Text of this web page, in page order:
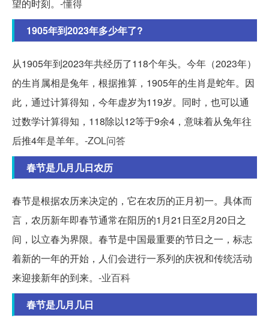
望的时刻。 -懂得
1905年到2023年多少年了?
从1905年到2023年共经历了118个年头。今年（2023年）
的生肖属相是兔年，根据推算，1905年的生肖是蛇年。因
此，通过计算得知，今年虚岁为119岁。同时，也可以通
过数学计算得知，118除以12等于9余4，意味着从兔年往
后推4年是羊年。 -ZOL问答
春节是几月几日农历
春节是根据农历来决定的，它在农历的正月初一。具体而
言，农历新年即春节通常在阳历的1月21日至2月20日之
间，以立春为界限。春节是中国最重要的节日之一，标志
着新的一年的开始，人们会进行一系列的庆祝和传统活动
来迎接新年的到来。 -业百科
春节是几月几日